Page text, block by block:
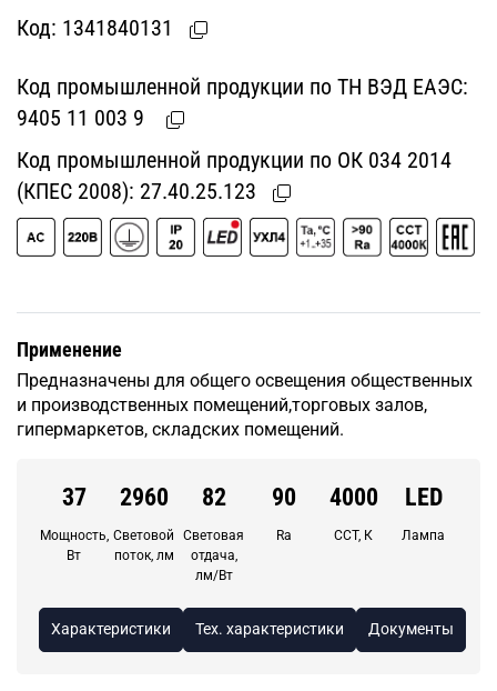
Код: 1341840131
Код промышленной продукции по ТН ВЭД ЕАЭС:
9405 11 003 9
Код промышленной продукции по ОК 034 2014
(КПЕС 2008): 27.40.25.123
Применение
Предназначены для общего освещения общественных
и производственных помещений,торговых залов,
гипермаркетов, складских помещений.
37
Мощность,
Вт
2960
Световой
поток, лм
82
Световая
отдача,
лм/Вт
90
Ra
4000
CCT, К
LED
Лампа
Характеристики Тех. характеристики Документы